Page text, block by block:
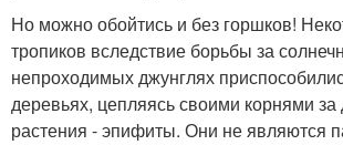
Но можно обойтись и без горшков!
тропиков вследствие борьбы за
непроходимых джунглях
деревьях, цепляясь своими корнями
растения - эпифиты. Они не являются